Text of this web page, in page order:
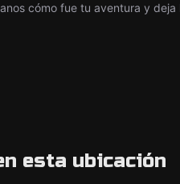
cómo fue tu aventura y deja
esta ubicación